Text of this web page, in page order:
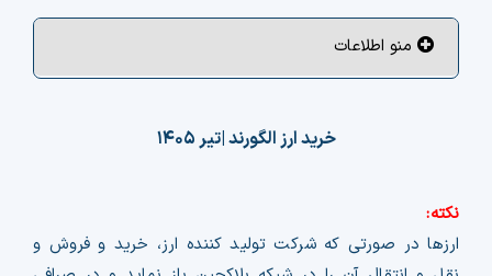
چت جی پی تی رایگان
تماس با ما
دسته‌بندی ارزها
خرید ارز الگورند |تیر ۱۴۰۵
منو اطلاعات
نکته:
ارزها در صورتی که شرکت تولید کننده ارز، خرید و فروش و